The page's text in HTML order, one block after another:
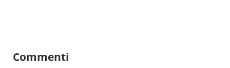
Commenti